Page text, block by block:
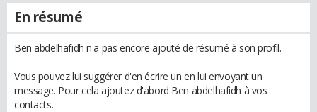
En résumé
Ben abdelhafidh n'a pas encore ajouté de résumé à son profil.
Vous pouvez lui suggérer d'en écrire un en lui envoyant un
message. Pour cela ajoutez d'abord Ben abdelhafidh à vos
contacts.